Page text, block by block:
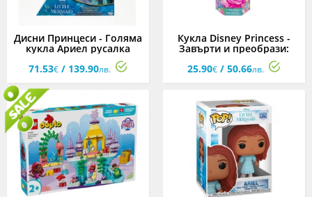
Дисни Принцеси - Голяма
кукла Ариел русалка
71.53€ / 139.90лв.
Кукла Disney Princess -
Завърти и преобрази:
25.90€ / 50.66лв.